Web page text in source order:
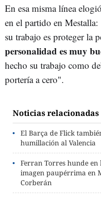
En esa misma línea
en el partido en
su trabajo es proteger la
personalidad es muy
hecho su trabajo como
portería a cero".
Noticias relacionadas
El Barça de Flick
humillación al Valencia
Ferran Torres hunde en
imagen paupérrima en
Corberán